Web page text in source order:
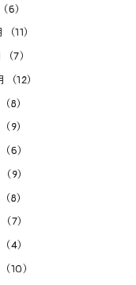
6）
11）
7）
12）
8）
9）
6）
9）
8）
7）
4）
10）